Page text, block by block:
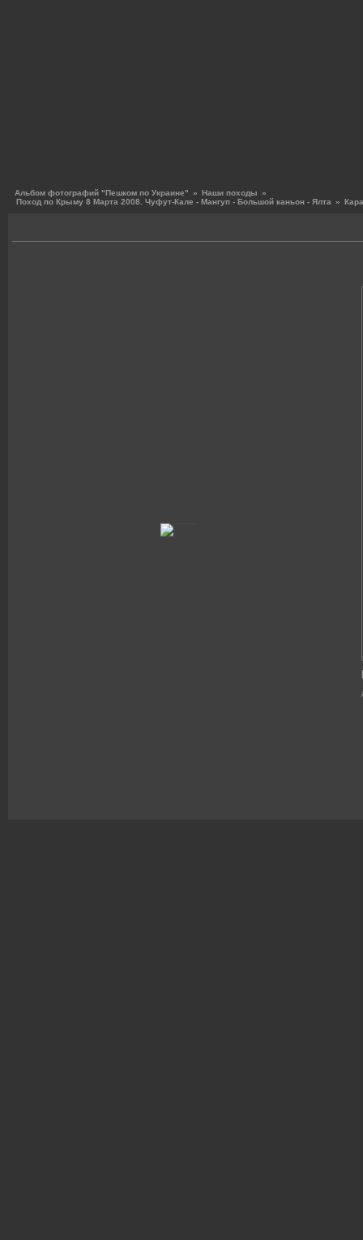
Альбом фотографий "Пешком по Украине" » Наши походы
»
Поход по Крыму 8 Марта 2008. Чуфут-Кале - Мангуп - Большой каньон - Ялта
»